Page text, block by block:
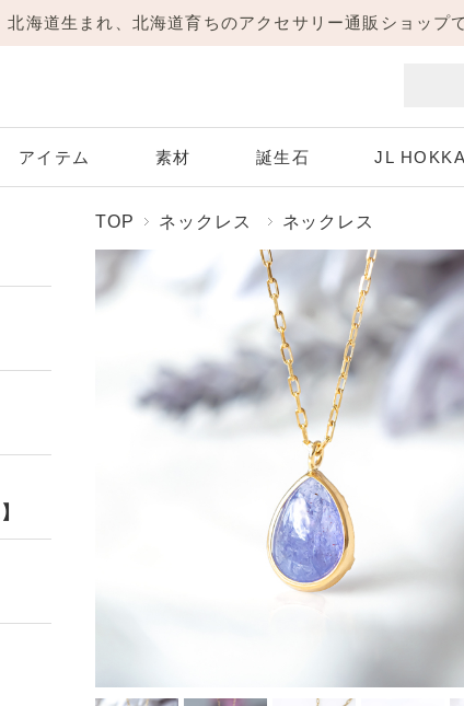
海道生まれ、北海道育ちのアクセサリー通販ショップで
アイテム
Necklace
ネックレス
素材
イエローゴールド
White Gold
ホワイトゴールド
誕生石
2月 アメジスト
Aquamarine
3月 アクアマリン
Peridot
8月 ペリドット
Tanzanite
12月 タンザナイト
JL
ックレス
Amulet アミュレット 商品一覧
TOP ネックレス ネックレス